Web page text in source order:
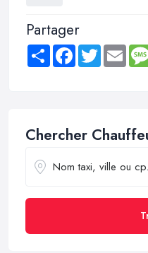
Partager
Share FacebookTwitter Email
Chercher